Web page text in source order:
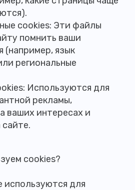
cookies: Эти файлы
помнить ваши
(например, язык
региональные
Используются для
рекламы,
ваших интересах и
cookies?
используются для